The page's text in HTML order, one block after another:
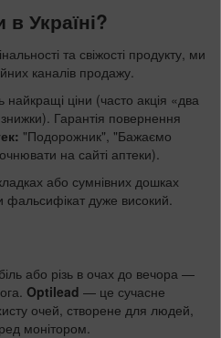
Україні?
та свіжості продукту, ми
каналів продажу.
найкращі ціни (часто акція «два
Гарантія повернення
"Подорожник", "Бажаємо
на сайті аптеки).
або сумнівних дошках
дуже високий.
або різь в очах до вечора —
Optilead — це сучасне
очей, створене для людей,
монітором.